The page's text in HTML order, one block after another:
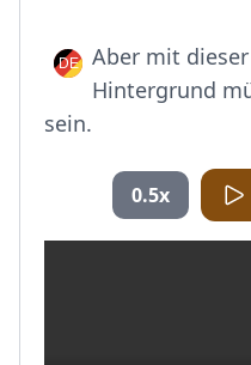
Aber mit
Hintergrund
sein.
0.5x